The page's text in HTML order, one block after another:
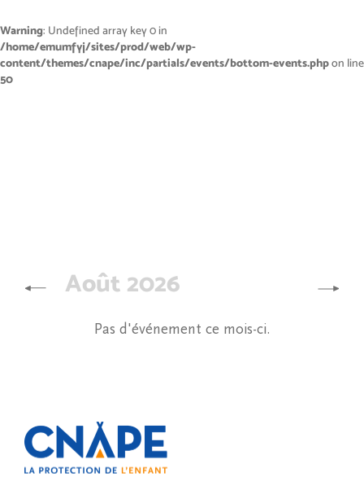
Warning: Undefined array key 0 in
/home/emumfyj/sites/prod/web/wp-
content/themes/cnape/inc/partials/events/bottom-events.phpon line
50
Août 2026
Pas d'événement ce mois-ci.